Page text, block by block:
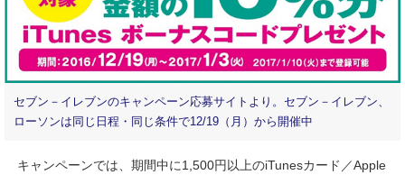
セブン－イレブンのキャンペーン応募サイトより。セブン－イレブン、
ローソンは同じ日程・同じ条件で12/19（月）から開催中
キャンペーンでは、期間中に1,500円以上のiTunesカード／Apple